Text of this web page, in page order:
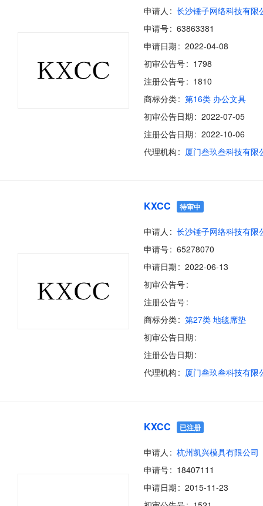
申请人
长沙锤子网络科技有限
申请号
63863381
申请日期
2022-04-08
初审公告号
1798
注册公告号
1810
商标分类
第16类 办公文具
初审公告日期
2022-07-05
注册公告日期
2022-10-06
代理机构
厦门叁玖叁科技有限
KXCC 待审中
申请人
长沙锤子网络科技有限
申请号
65278070
申请日期
2022-06-13
初审公告号
注册公告号
商标分类
第27类 地毯席垫
初审公告日期
注册公告日期
代理机构
厦门叁玖叁科技有限
KXCC 已注册
申请人
杭州凯兴模具有限公司
申请号
18407111
申请日期
2015-11-23